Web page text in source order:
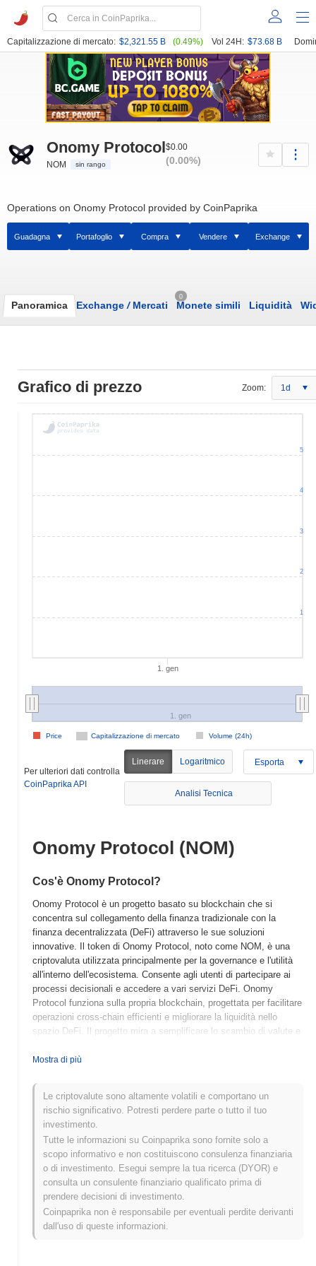
Capitalizzazione di mercato: $2,321.55 B (0.49%) Vol 24H: $73.68 B
Onomy Protocol
NOM sin rango
$0.00
(0.00%)
Operations on Onomy Protocol provided by CoinPaprika
Guadagna Portafoglio Compra Vendere Exchange
Panoramica Exchange /Mercati
0
Monete simili Liquidità
Grafico di prezzo Zoom: 1d
1. gen
Capitalizzazione di mercato Volume (24h)
Price
1. gen
1
2
3
4
5
Per ulteriori dati controlla
CoinPaprika API
Linerare Logaritmico Esporta
Analisi Tecnica
Onomy Protocol (NOM)
Cos'è Onomy Protocol?
Onomy Protocol è un progetto basato su blockchain che si
concentra sul collegamento della finanza tradizionale con la
finanza decentralizzata (DeFi) attraverso le sue soluzioni
innovative. Il token di Onomy Protocol, noto come NOM, è una
criptovaluta utilizzata principalmente per la governance e l'utilità
all'interno dell'ecosistema. Consente agli utenti di partecipare ai
processi decisionali e accedere a vari servizi DeFi. Onomy
Protocol funziona sulla propria blockchain, progettata per facilitare
operazioni cross-chain efficienti e migliorare la liquidità nello
spazio DeFi. Il progetto mira a semplificare lo scambio di valute e
digitali senza soluzione di continuità.
Quando e come è iniziato Onomy Protocol?
Onomy Protocol è stato lanciato nel 2022 ed è un progetto
blockchain progettato per collegare la finanza decentralizzata
(DeFi) con i sistemi di finanza tradizionale. È stato sviluppato da
un team di appassionati di blockchain ed esperti finanziari,
guidato dal co-fondatore e CEO Lalo Bazzi. Il progetto ha attirato
l'attenzione per il suo approccio innovativo nella creazione di
un'organizzazione autonoma decentralizzata (DAO) e il suo focus
sui mercati di trading forex. Nelle sue fasi iniziali, Onomy Protocol
ha ottenuto finanziamenti attraverso vari round di investimento,
che hanno contribuito a spingere il suo sviluppo e integrazione
Mostra di più
Le criptovalute sono altamente volatili e comportano un
rischio significativo. Potresti perdere parte o tutto il tuo
investimento.
Tutte le informazioni su Coinpaprika sono fornite solo a
scopo informativo e non costituiscono consulenza finanziaria
o di investimento. Esegui sempre la tua ricerca (DYOR) e
consulta un consulente finanziario qualificato prima di
prendere decisioni di investimento.
Coinpaprika non è responsabile per eventuali perdite derivanti
dall'uso di queste informazioni.